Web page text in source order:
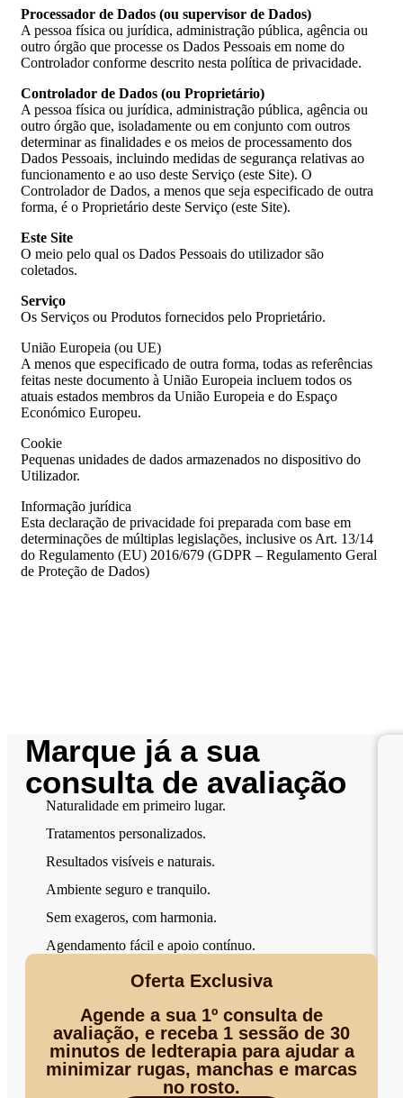
Processador de Dados (ou supervisor de Dados)
A pessoa física ou jurídica, administração pública, agência ou
outro órgão que processe os Dados Pessoais em nome do
Controlador conforme descrito nesta política de privacidade.
Controlador de Dados (ou Proprietário)
A pessoa física ou jurídica, administração pública, agência ou
outro órgão que, isoladamente ou em conjunto com outros
determinar as finalidades e os meios de processamento dos
Dados Pessoais, incluindo medidas de segurança relativas ao
funcionamento e ao uso deste Serviço (este Site). O
Controlador de Dados, a menos que seja especificado de outra
forma, é o Proprietário deste Serviço (este Site).
Este Site
O meio pelo qual os Dados Pessoais do utilizador são
coletados.
Serviço
Os Serviços ou Produtos fornecidos pelo Proprietário.
União Europeia (ou UE)
A menos que especificado de outra forma, todas as referências
feitas neste documento à União Europeia incluem todos os
atuais estados membros da União Europeia e do Espaço
Económico Europeu.
Cookie
Pequenas unidades de dados armazenados no dispositivo do
Utilizador.
Informação jurídica
Esta declaração de privacidade foi preparada com base em
determinações de múltiplas legislações, inclusive os Art. 13/14
do Regulamento (EU) 2016/679 (GDPR – Regulamento Geral
de Proteção de Dados)
Marque já a sua
consulta de avaliação
Naturalidade em primeiro lugar.
Tratamentos personalizados.
Resultados visíveis e naturais.
Ambiente seguro e tranquilo.
Sem exageros, com harmonia.
Agendamento fácil e apoio contínuo.
Oferta Exclusiva
Agende a sua 1º consulta de
avaliação, e receba 1 sessão de 30
minutos de ledterapia para ajudar a
minimizar rugas, manchas e marcas
no rosto.